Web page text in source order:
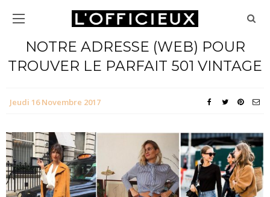
NOTRE ADRESSE (WEB) POUR
TROUVER LE PARFAIT 501 VINTAGE
Jeudi 16 Novembre 2017